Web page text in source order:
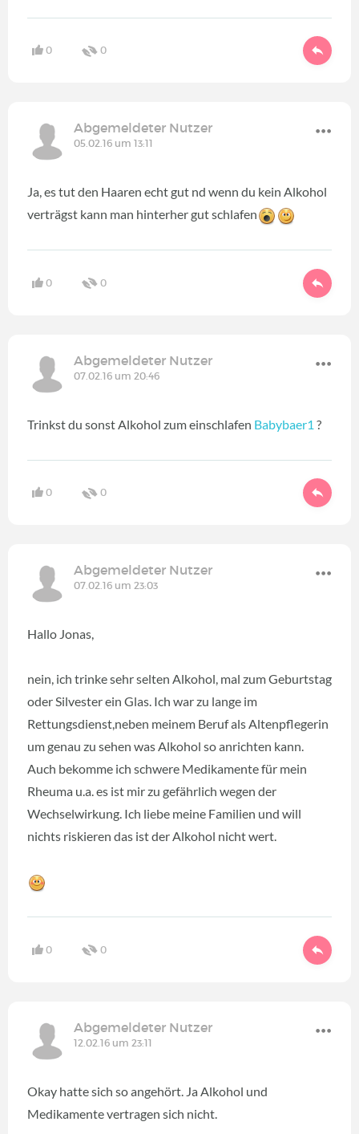
0 0
Abgemeldeter Nutzer
05.02.16 um 13:11
Ja, es tut den Haaren echt gut nd wenn du kein Alkohol
verträgst kann man hinterher gut schlafen
0 0
Abgemeldeter Nutzer
07.02.16 um 20:46
Trinkst du sonst Alkohol zum einschlafen Babybaer1 ?
0 0
Abgemeldeter Nutzer
07.02.16 um 23:03
Hallo Jonas,
nein, ich trinke sehr selten Alkohol, mal zum Geburtstag
oder Silvester ein Glas. Ich war zu lange im
Rettungsdienst,neben meinem Beruf als Altenpflegerin
um genau zu sehen was Alkohol so anrichten kann.
Auch bekomme ich schwere Medikamente für mein
Rheuma u.a. es ist mir zu gefährlich wegen der
Wechselwirkung. Ich liebe meine Familien und will
nichts riskieren das ist der Alkohol nicht wert.
0 0
Abgemeldeter Nutzer
12.02.16 um 23:11
Okay hatte sich so angehört. Ja Alkohol und
Medikamente vertragen sich nicht.